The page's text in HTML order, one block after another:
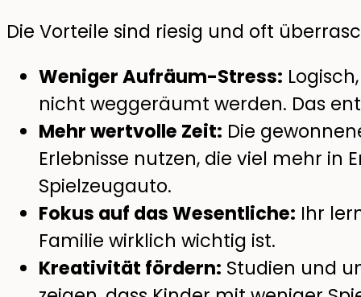
Die Vorteile sind riesig und oft
Weniger Aufräum-Stress:
nicht weggeräumt werden. Das
Mehr wertvolle Zeit: Die
Erlebnisse nutzen, die viel mehr in
Spielzeugauto.
Fokus auf das Wesentliche: Ihr
Familie wirklich wichtig ist.
Kreativität fördern: Studien und